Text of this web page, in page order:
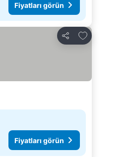
Fiyatları görün
Paylaş
Favorilerime
Fiyatları görün